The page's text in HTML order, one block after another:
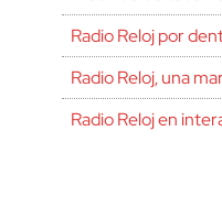
Radio Reloj por
Radio Reloj, una
Radio Reloj en